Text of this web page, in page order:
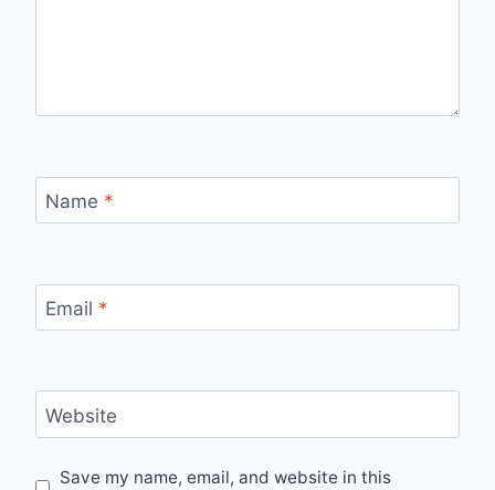
Name *
Email *
Website
Save my name, email, and website in this